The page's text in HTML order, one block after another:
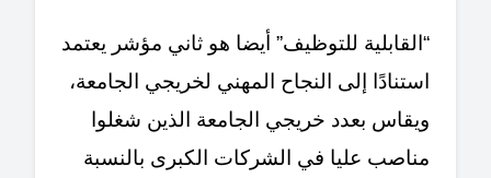
“القابلية للتوظيف” أيضا هو ثاني مؤشر يعتمد
استنادًا إلى النجاح المهني لخريجي الجامعة،
ويقاس بعدد خريجي الجامعة الذين شغلوا
مناصب عليا في الشركات الكبرى بالنسبة